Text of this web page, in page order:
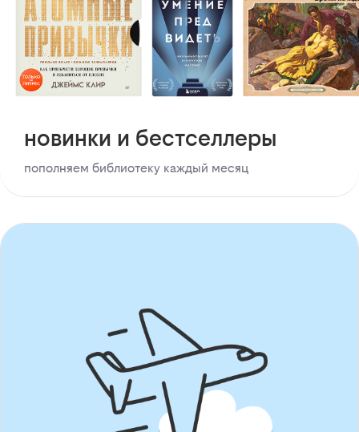
новинки и бестселлеры
пополняем библиотеку каждый месяц